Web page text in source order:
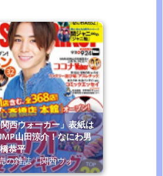
西ウォーカー」表紙は
山田涼介！なにわ男
恭平
の雑誌「関西ウォ